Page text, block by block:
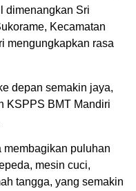
dimenangkan Sri
Kecamatan
mengungkapkan rasa
depan semakin jaya,
KSPPS BMT Mandiri
puluhan
mesin cuci,
tangga, yang semakin